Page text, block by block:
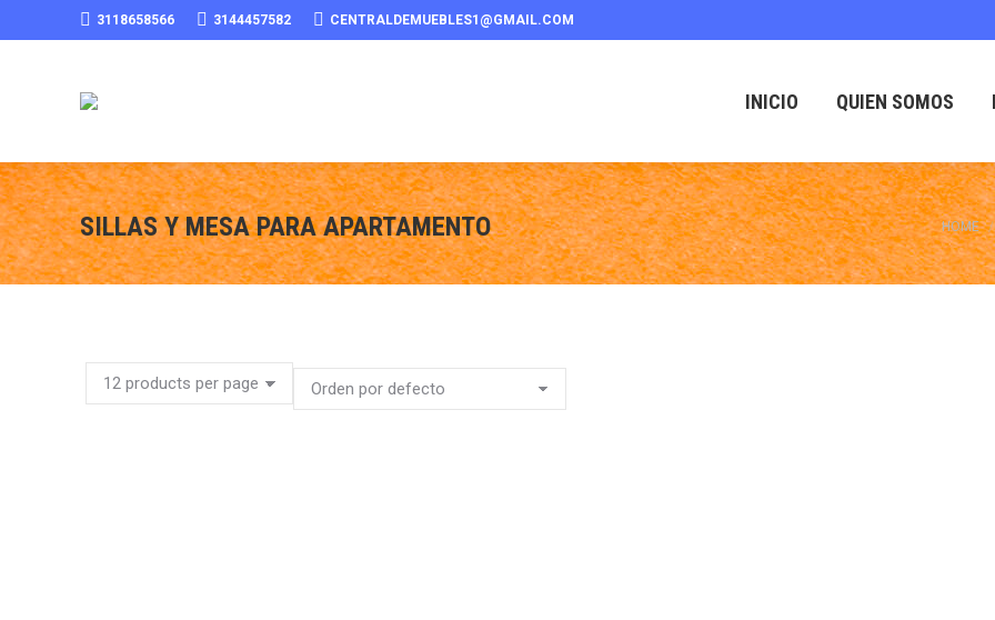
3118658566 3144457582 CENTRALDEMUEBLES1@GMAIL.COM
INICIO QUIEN SOMOS
SILLAS Y MESA PARA APARTAMENTO You
HOME